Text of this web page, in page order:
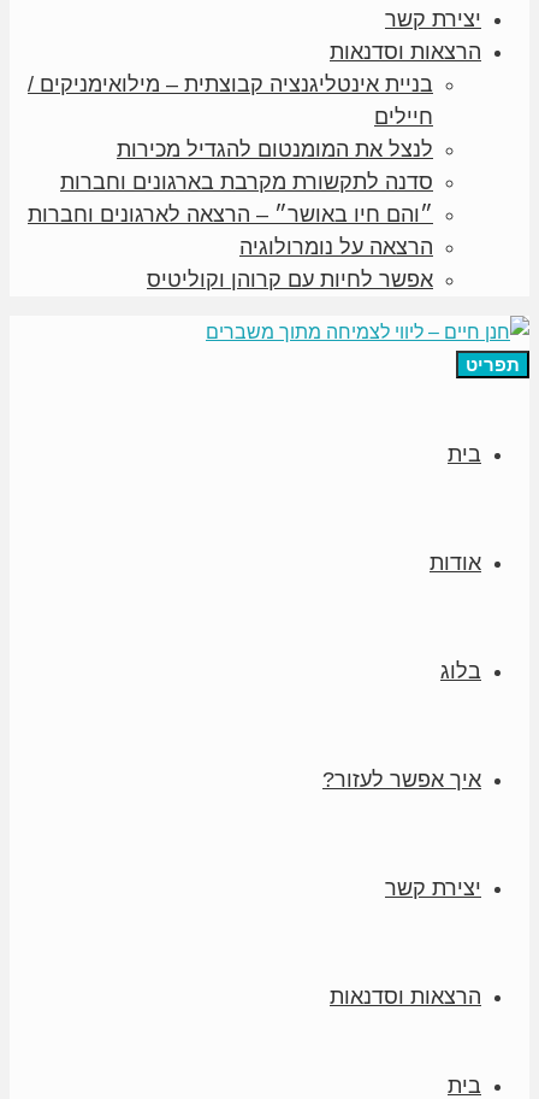
יצירת קשר
הרצאות וסדנאות
בניית אינטליגנציה קבוצתית – מילואימניקים /
חיילים
לנצל את המומנטום להגדיל מכירות
סדנה לתקשורת מקרבת בארגונים וחברות
״והם חיו באושר״ – הרצאה לארגונים וחברות
הרצאה על נומרולוגיה
אפשר לחיות עם קרוהן וקוליטיס
תפריט
בית
אודות
בלוג
איך אפשר לעזור?
יצירת קשר
הרצאות וסדנאות
בית